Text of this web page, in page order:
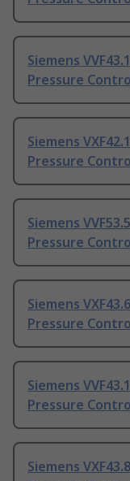
Siemens
Pressure
Siemens
Pressure
Siemens
Pressure
Siemens
Pressure
Siemens
Pressure
Siemens